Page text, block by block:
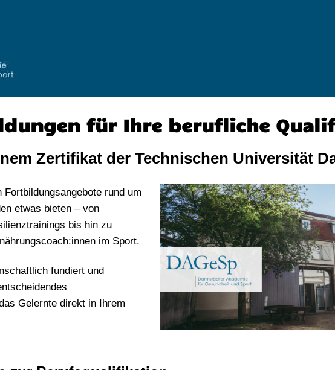
für Ihre berufliche
Zertifikat der Technischen Universität
rund um
etwas bieten – von
bis hin zu
im Sport.
fundiert und
Gelernte direkt in Ihrem